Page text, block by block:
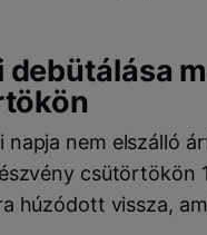
debütálása
napja nem elszálló
csütörtökön
húzódott vissza,